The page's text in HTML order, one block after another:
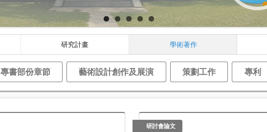
研究計畫 學術著作
專書部份章節 藝術設計創作及展演 策劃工作 專利
研討會論文